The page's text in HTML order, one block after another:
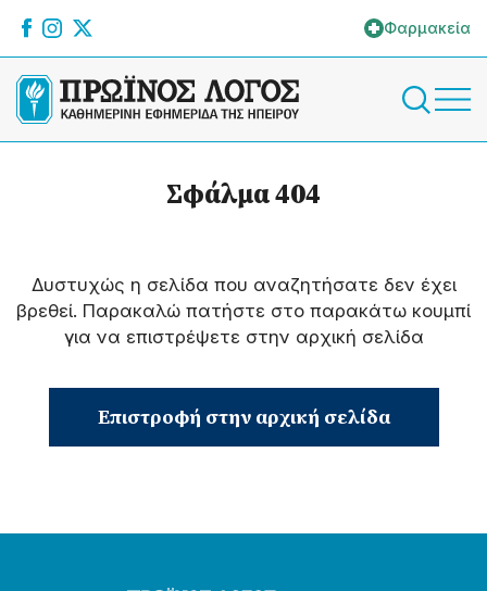
Φαρμακεία
Σφάλμα 404
Δυστυχώς η σελίδα που αναζητήσατε δεν έχει
βρεθεί. Παρακαλώ πατήστε στο παρακάτω κουμπί
για να επιστρέψετε στην αρχική σελίδα
Επιστροφή στην αρχική σελίδα